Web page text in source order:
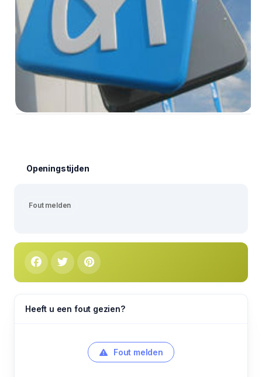
Openingstijden
Fout melden
Heeft u een fout gezien?
Fout melden